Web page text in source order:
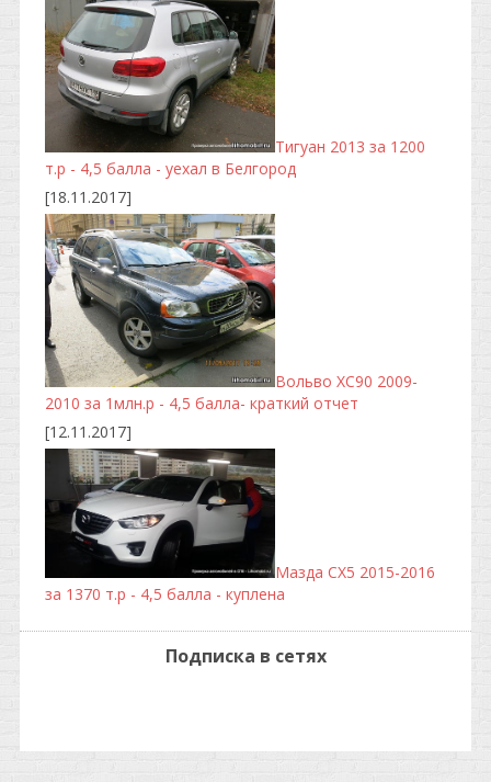
Тигуан 2013 за 1200
т.р - 4,5 балла - уехал в Белгород
[18.11.2017]
Вольво ХС90 2009-
2010 за 1млн.р - 4,5 балла- краткий отчет
[12.11.2017]
Мазда CX5 2015-2016
за 1370 т.р - 4,5 балла - куплена
Подписка в сетях